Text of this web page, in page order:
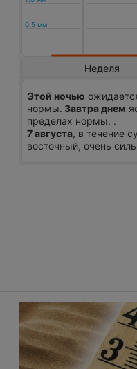
Неделя
Этой ночью
нормы. Завтра днем
пределах нормы. .
7 августа, в течение
восточный, очень